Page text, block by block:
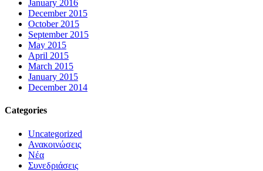
January 2016
December 2015
October 2015
September 2015
May 2015
April 2015
March 2015
January 2015
December 2014
Categories
Uncategorized
Ανακοινώσεις
Νέα
Συνεδριάσεις